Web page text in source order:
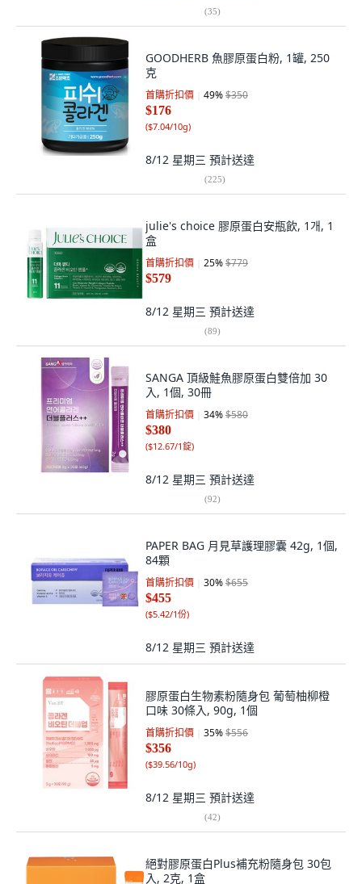
(35)
GOODHERB 魚膠原蛋白粉, 1罐, 250
克
首購折扣價 49%$350
$176
($7.04/10g)
8/12 星期三 預計送達
(225)
julie's choice 膠原蛋白安瓶飲, 1개, 1
盒
首購折扣價 25%$779
$579
8/12 星期三 預計送達
(89)
SANGA 頂級鮭魚膠原蛋白雙倍加 30
入, 1個, 30冊
首購折扣價 34%$580
$380
($12.67/1錠)
8/12 星期三 預計送達
(92)
PAPER BAG 月見草護理膠囊 42g, 1個,
84顆
首購折扣價 30%$655
$455
($5.42/1份)
8/12 星期三 預計送達
膠原蛋白生物素粉隨身包 葡萄柚柳橙
口味 30條入, 90g, 1個
首購折扣價 35%$556
$356
($39.56/10g)
8/12 星期三 預計送達
(42)
絕對膠原蛋白Plus補充粉隨身包 30包
入, 2克, 1盒